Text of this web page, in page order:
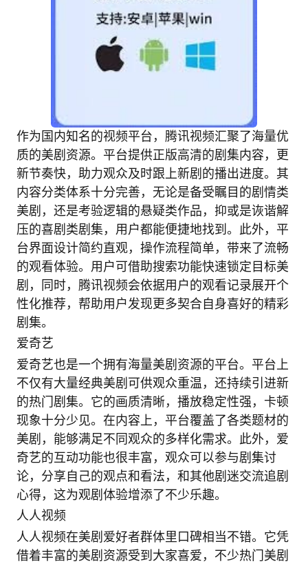
作为国内知名的视频平台，腾讯视频汇聚了海量优
质的美剧资源。平台提供正版高清的剧集内容，更
新节奏快，助力观众及时跟上新剧的播出进度。其
内容分类体系十分完善，无论是备受瞩目的剧情类
美剧，还是考验逻辑的悬疑类作品，抑或是诙谐解
压的喜剧类剧集，用户都能便捷地找到。此外，平
台界面设计简约直观，操作流程简单，带来了流畅
的观看体验。用户可借助搜索功能快速锁定目标美
剧，同时，腾讯视频会依据用户的观看记录展开个
性化推荐，帮助用户发现更多契合自身喜好的精彩
剧集。
爱奇艺
爱奇艺也是一个拥有海量美剧资源的平台。平台上
不仅有大量经典美剧可供观众重温，还持续引进新
的热门剧集。它的画质清晰，播放稳定性强，卡顿
现象十分少见。在内容上，平台覆盖了各类题材的
美剧，能够满足不同观众的多样化需求。此外，爱
奇艺的互动功能也很丰富，观众可以参与剧集讨
论，分享自己的观点和看法，和其他剧迷交流追剧
心得，这为观剧体验增添了不少乐趣。
人人视频
人人视频在美剧爱好者群体里口碑相当不错。它凭
借着丰富的美剧资源受到大家喜爱，不少热门美剧